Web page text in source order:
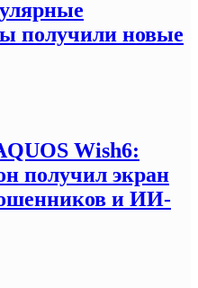
получили новые
Wish6:
получил экран
и ИИ-